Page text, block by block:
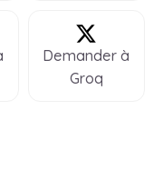
Demander à
Groq